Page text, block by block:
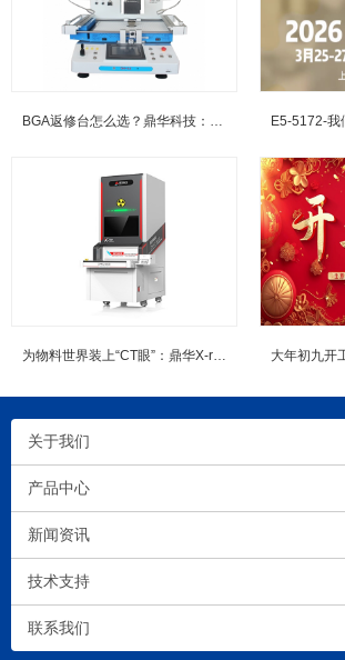
为物料世界装上“CT眼”：鼎华X-ray点料机如何重塑2026年的工...
关于我们
产品中心
新闻资讯
技术支持
联系我们